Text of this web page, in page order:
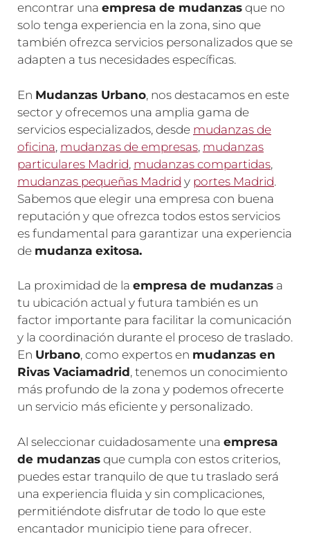
encontrar una empresa de mudanzas que no
solo tenga experiencia en la zona, sino que
también ofrezca servicios personalizados que se
adapten a tus necesidades específicas.
En Mudanzas Urbano, nos destacamos en este
sector y ofrecemos una amplia gama de
servicios especializados, desde mudanzas de
oficina, mudanzas de empresas, mudanzas
particulares Madrid, mudanzas compartidas,
mudanzas pequeñas Madrid y portes Madrid.
Sabemos que elegir una empresa con buena
reputación y que ofrezca todos estos servicios
es fundamental para garantizar una experiencia
de mudanza exitosa.
La proximidad de la empresa de mudanzas a
tu ubicación actual y futura también es un
factor importante para facilitar la comunicación
y la coordinación durante el proceso de traslado.
En Urbano, como expertos en mudanzas en
Rivas Vaciamadrid, tenemos un conocimiento
más profundo de la zona y podemos ofrecerte
un servicio más eficiente y personalizado.
Al seleccionar cuidadosamente una empresa
de mudanzas que cumpla con estos criterios,
puedes estar tranquilo de que tu traslado será
una experiencia fluida y sin complicaciones,
permitiéndote disfrutar de todo lo que este
encantador municipio tiene para ofrecer.